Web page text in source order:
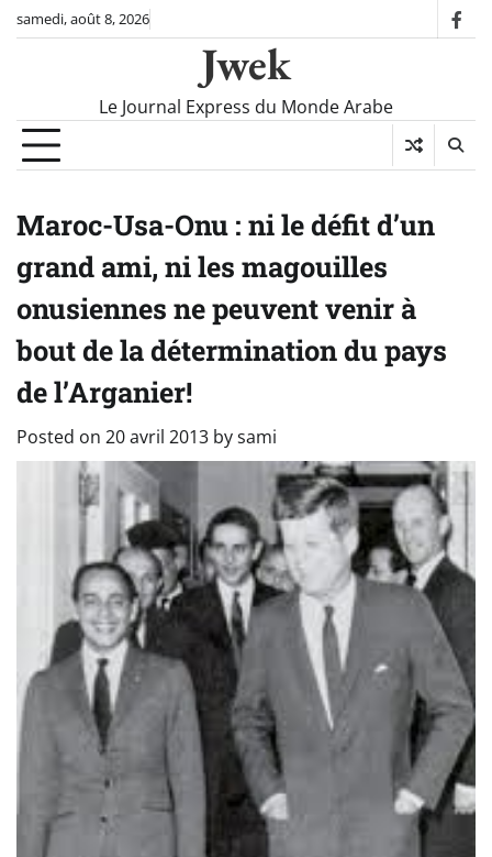
Skipsamedi, août 8, 2026
Jwek
Le Journal Express du Monde Arabe
Maroc-Usa-Onu : ni le défit d’un
grand ami, ni les magouilles
onusiennes ne peuvent venir à
bout de la détermination du pays
de l’Arganier!
Posted on 20 avril 2013 bysami